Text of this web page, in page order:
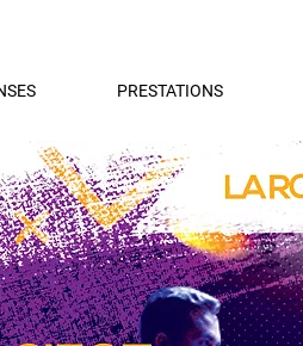
PRESTATIONS